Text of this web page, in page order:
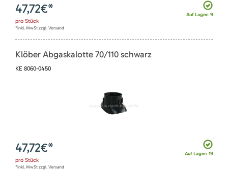
Auf Lager: 9
47,72€*
pro Stück
*inkl. MwSt zzgl. Versand
Klöber Abgaskalotte 70/110 schwarz
KE 8060-0450
Auf Lager: 19
47,72€*
pro Stück
*inkl. MwSt zzgl. Versand